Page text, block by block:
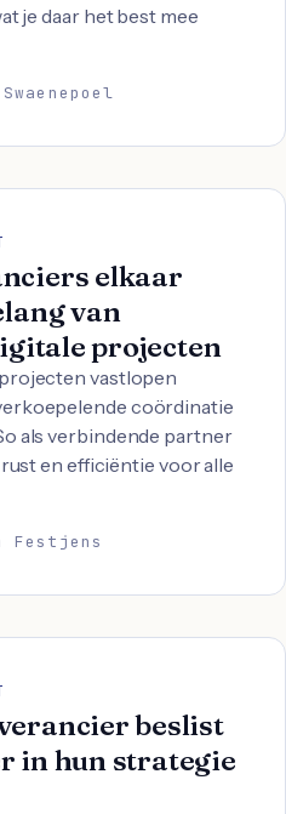
je daar het best mee
elkaar
van
projecten
vastlopen
coördinatie
als verbindende partner
en efficiëntie voor alle
Festjens
beslist
in hun strategie